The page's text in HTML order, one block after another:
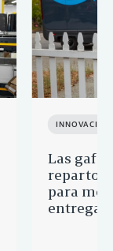
INNOVACIÓN
Las
reparto
para
entrega